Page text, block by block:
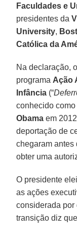
Faculdades e
presidentes da
University,
Católica da
Na declaração,
programa Ação
Infância (“
conhecido como
Obama em
deportação de
chegaram antes
obter uma
O presidente
as ações
considerada
transição diz